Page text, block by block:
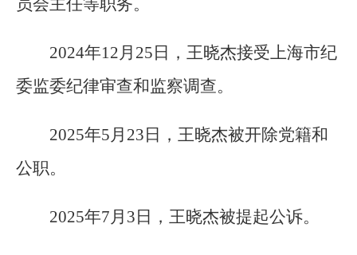
2024年12月25日，王晓杰接受上海市纪
委监委纪律审查和监察调查。
2025年5月23日，王晓杰被开除党籍和
公职。
2025年7月3日，王晓杰被提起公诉。